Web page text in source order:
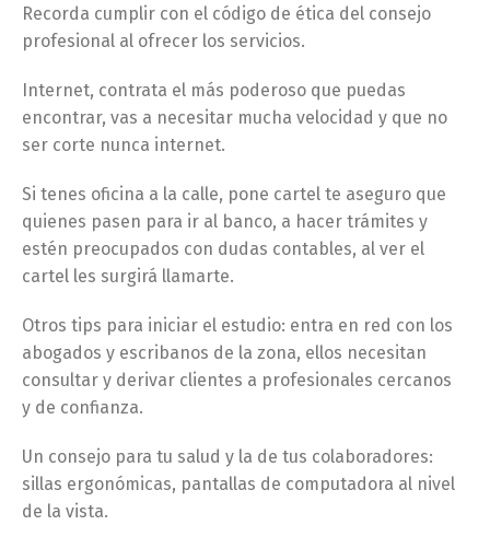
Recorda cumplir con el código de ética del consejo
profesional al ofrecer los servicios.
Internet, contrata el más poderoso que puedas
encontrar, vas a necesitar mucha velocidad y que no
ser corte nunca internet.
Si tenes oficina a la calle, pone cartel te aseguro que
quienes pasen para ir al banco, a hacer trámites y
estén preocupados con dudas contables, al ver el
cartel les surgirá llamarte.
Otros tips para iniciar el estudio: entra en red con los
abogados y escribanos de la zona, ellos necesitan
consultar y derivar clientes a profesionales cercanos
y de confianza.
Un consejo para tu salud y la de tus colaboradores:
sillas ergonómicas, pantallas de computadora al nivel
de la vista.